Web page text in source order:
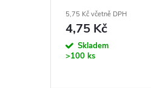
5,75 Kč včetně DPH
4,75 Kč
Skladem
>100 ks